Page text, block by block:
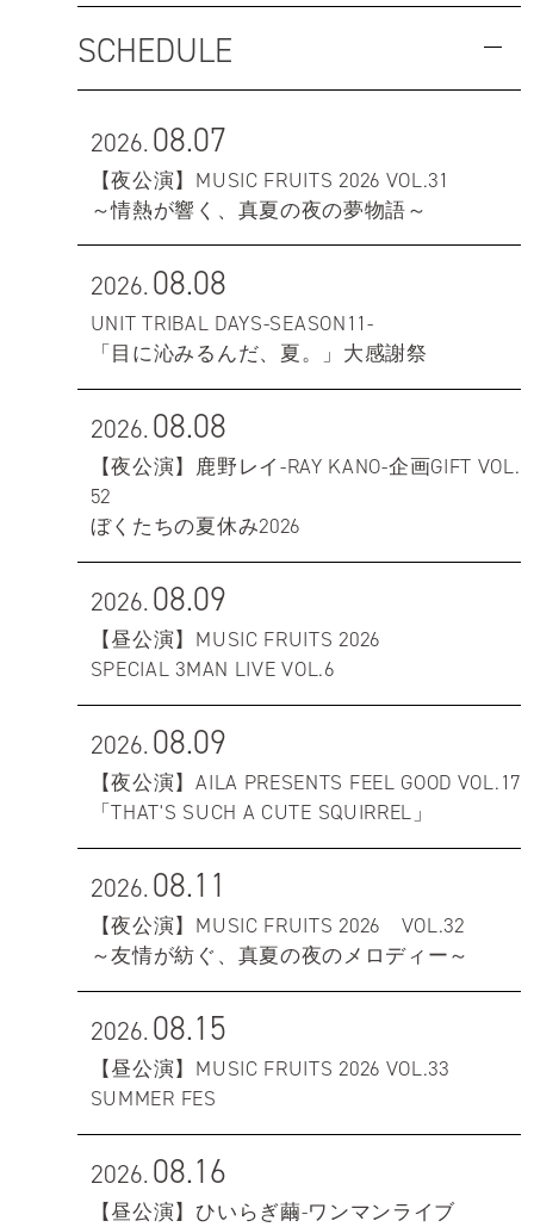
SCHEDULE
2026.08.07
【夜公演】MUSIC FRUITS 2026 VOL.31
～情熱が響く、真夏の夜の夢物語～
2026.08.08
UNIT TRIBAL DAYS-SEASON11-
「目に沁みるんだ、夏。」大感謝祭
2026.08.08
【夜公演】鹿野レイ-RAY KANO-企画GIFT VOL.
52
ぼくたちの夏休み2026
2026.08.09
【昼公演】MUSIC FRUITS 2026
SPECIAL 3MAN LIVE VOL.6
2026.08.09
【夜公演】AILA PRESENTS FEEL GOOD VOL.17
「THAT'S SUCH A CUTE SQUIRREL」
2026.08.11
【夜公演】MUSIC FRUITS 2026 VOL.32
～友情が紡ぐ、真夏の夜のメロディー～
2026.08.15
【昼公演】MUSIC FRUITS 2026 VOL.33
SUMMER FES
2026.08.16
【昼公演】ひいらぎ繭-ワンマンライブ